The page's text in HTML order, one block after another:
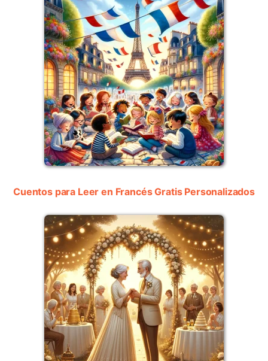
Cuentos para Leer en Francés Gratis Personalizados